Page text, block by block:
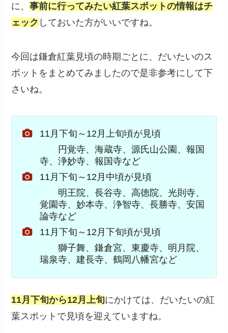
に、事前に行ってみたい紅葉スポットの情報はチ
ェック しておいた方がいいですね。
今回は鎌倉紅葉見頃の時期ごとに、だいたいのス
ポットをまとめてみましたので是非参考にして下
さいね。
11月下旬～12月上旬頃が見頃
円覚寺、海蔵寺、源氏山公園、報国
寺、浄妙寺、報国寺など
11月下旬～12月中頃が見頃
明王院、長谷寺、高徳院、光則寺、
覚園寺、妙本寺、浄智寺、長勝寺、安国
論寺など
11月下旬～12月下旬頃が見頃
獅子舞、鎌倉宮、東慶寺、明月院、
瑞泉寺、建長寺、鶴岡八幡宮など
11月下旬から12月上旬にかけては、だいたいの紅
葉スポットで見頃を迎えていますね。